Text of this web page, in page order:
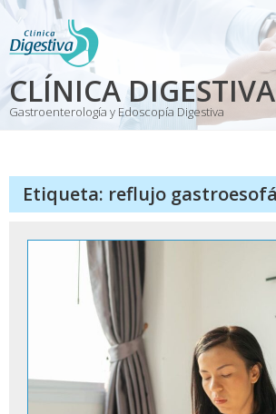
Skip
content
CLÍNICA DIGESTIVA
Gastroenterología y Edoscopía Digestiva
Etiqueta: reflujo